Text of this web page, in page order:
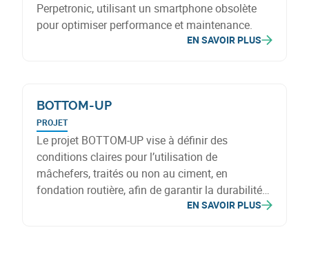
Perpetronic, utilisant un smartphone obsolète
pour optimiser performance et maintenance.
EN SAVOIR PLUS
BOTTOM-UP
PROJET
Le projet BOTTOM-UP vise à définir des
conditions claires pour l’utilisation de
mâchefers, traités ou non au ciment, en
fondation routière, afin de garantir la durabilité
de la structure sur le long terme.EN SAVOIR PLUS